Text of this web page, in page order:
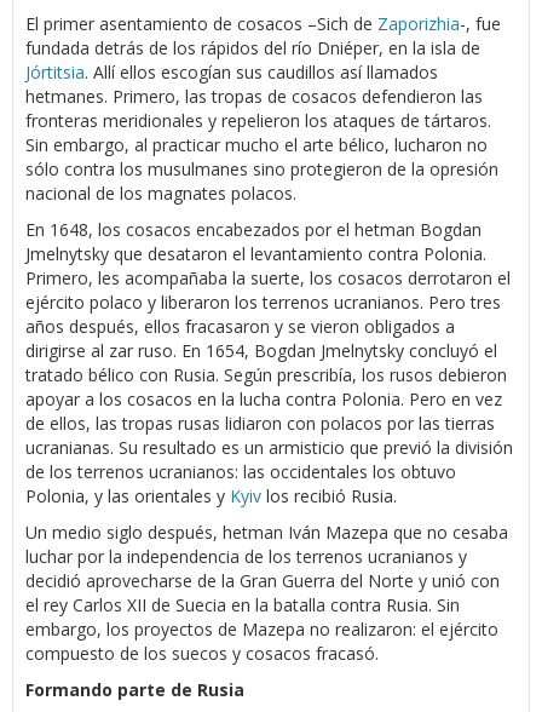
El primer asentamiento de cosacos –Sich de Zaporizhia-, fue
fundada detrás de los rápidos del río Dniéper, en la isla de
Jórtitsia. Allí ellos escogían sus caudillos así llamados
hetmanes. Primero, las tropas de cosacos defendieron las
fronteras meridionales y repelieron los ataques de tártaros.
Sin embargo, al practicar mucho el arte bélico, lucharon no
sólo contra los musulmanes sino protegieron de la opresión
nacional de los magnates polacos.
En 1648, los cosacos encabezados por el hetman Bogdan
Jmelnytsky que desataron el levantamiento contra Polonia.
Primero, les acompañaba la suerte, los cosacos derrotaron el
ejército polaco y liberaron los terrenos ucranianos. Pero tres
años después, ellos fracasaron y se vieron obligados a
dirigirse al zar ruso. En 1654, Bogdan Jmelnytsky concluyó el
tratado bélico con Rusia. Según prescribía, los rusos debieron
apoyar a los cosacos en la lucha contra Polonia. Pero en vez
de ellos, las tropas rusas lidiaron con polacos por las tierras
ucranianas. Su resultado es un armisticio que previó la división
de los terrenos ucranianos: las occidentales los obtuvo
Polonia, y las orientales y Kyiv los recibió Rusia.
Un medio siglo después, hetman Iván Mazepa que no cesaba
luchar por la independencia de los terrenos ucranianos y
decidió aprovecharse de la Gran Guerra del Norte y unió con
el rey Carlos XII de Suecia en la batalla contra Rusia. Sin
embargo, los proyectos de Mazepa no realizaron: el ejército
compuesto de los suecos y cosacos fracasó.
Formando parte de Rusia